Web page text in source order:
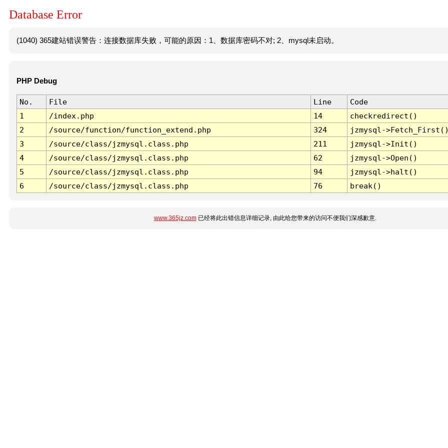
Database Error
(1040) 365建站错误警告：连接数据库失败，可能的原因：1、数据库密码不对; 2、mysql未启动。
PHP Debug
No. File Line
Code
1
/index.php 14
checkredirect()
2
/source/function/function_extend.php 324
jzmysql-
3
/source/class/jzmysql.class.php 211
jzmysql->Init()
4
/source/class/jzmysql.class.php 62
jzmysql->Open()
5
/source/class/jzmysql.class.php 94
jzmysql->halt()
6
/source/class/jzmysql.class.php 76 break()
www.365jz.com已经将此出错信息详细记录, 由此给您带来的访问不便我们深感歉意.